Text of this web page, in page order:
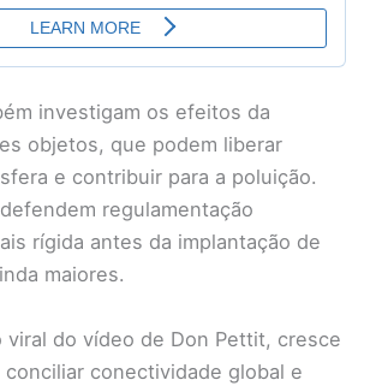
investigam os efeitos da
objetos, que podem liberar
e contribuir para a poluição.
regulamentação
rígida antes da implantação de
maiores.
viral do vídeo de Don Pettit, cresce
conectividade global e